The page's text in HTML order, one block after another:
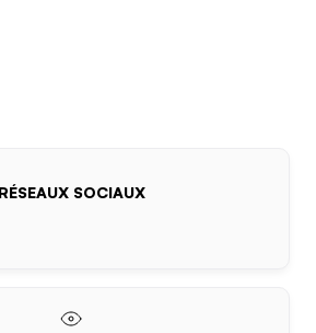
RÉSEAUX SOCIAUX